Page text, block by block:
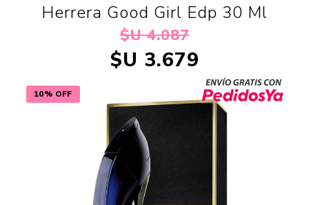
10% OFF
Herrera Good Girl Edp 30 Ml
$U 4.087
$U 3.679